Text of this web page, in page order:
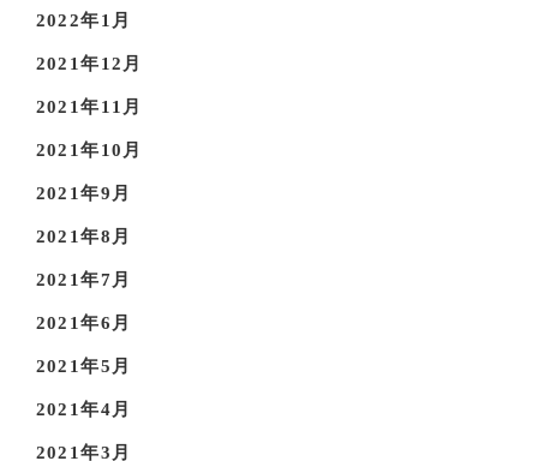
2022年1月
2021年12月
2021年11月
2021年10月
2021年9月
2021年8月
2021年7月
2021年6月
2021年5月
2021年4月
2021年3月